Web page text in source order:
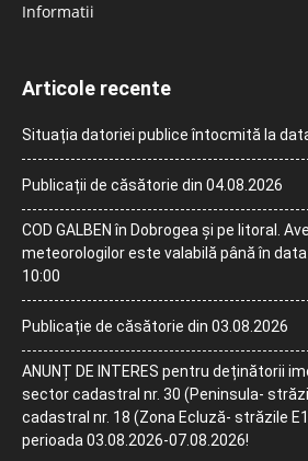
Informatii
Articole recente
Situația datoriei publice întocmită la
Publicații de căsătorie din 04.08.2026
COD GALBEN în Dobrogea și pe litoral.
meteorologilor este valabilă până în
10:00
Publicație de căsătorie din 03.08.2026
ANUNȚ DE INTERES pentru deținătorii
sector cadastral nr. 30 (Peninsula-
cadastral nr. 18 (Zona Ecluză- străzile
perioada 03.08.2026-07.08.2026!